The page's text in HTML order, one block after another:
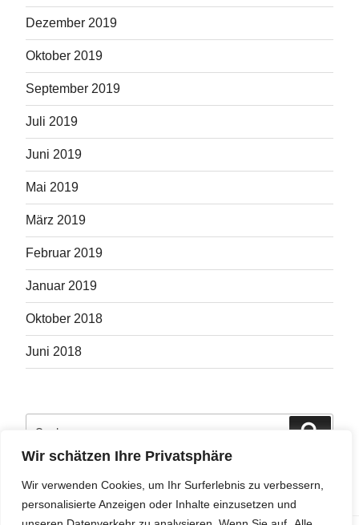
Wir schätzen Ihre Privatsphäre
Wir verwenden Cookies, um Ihr Surferlebnis zu verbessern,
personalisierte Anzeigen oder Inhalte einzusetzen und
Dezember 2019
Oktober 2019
September 2019
Juli 2019
Juni 2019
Mai 2019
März 2019
Februar 2019
Januar 2019
Oktober 2018
Juni 2018